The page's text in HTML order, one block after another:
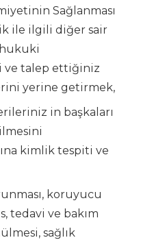
Sağlanması
ile ilgili diğer sair
talep ettiğiniz
yerine getirmek,
in başkaları
kimlik tespiti ve
koruyucu
tedavi ve bakım
sağlık